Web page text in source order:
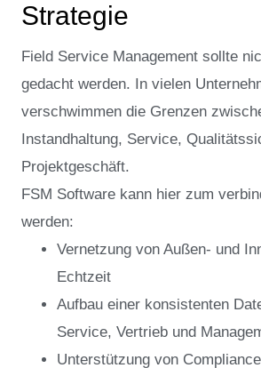
Strategie
Field Service Management sollte
gedacht werden. In vielen
verschwimmen die Grenzen
Instandhaltung, Service,
Projektgeschäft.
FSM Software kann hier zum
werden:
Vernetzung von Außen- und
Echtzeit
Aufbau einer konsistenten
Service, Vertrieb und
Unterstützung von